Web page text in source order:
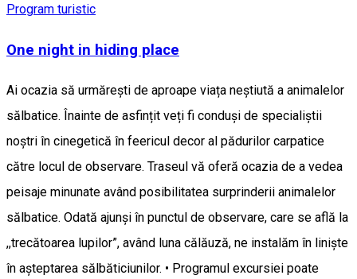
Program turistic
One night in hiding place
Ai ocazia să urmărești de aproape viața neștiută a animalelor
sălbatice. Înainte de asfințit veți fi conduși de specialiștii
noștri în cinegetică în feericul decor al pădurilor carpatice
către locul de observare. Traseul vă oferă ocazia de a vedea
peisaje minunate având posibilitatea surprinderii animalelor
sălbatice. Odată ajunși în punctul de observare, care se află la
,,trecătoarea lupilor”, având luna călăuză, ne instalăm în liniște
în așteptarea sălbăticiunilor. • Programul excursiei poate